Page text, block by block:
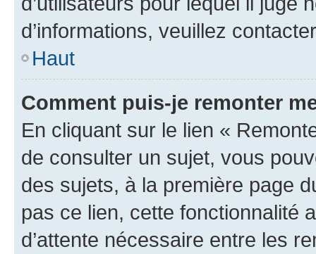
d’informations, veuillez
Haut
Comment puis-je remonter
En cliquant sur le lien «
de consulter un sujet, vous
des sujets, à la première page
pas ce lien, cette fonctionnalité
d’attente nécessaire entre les